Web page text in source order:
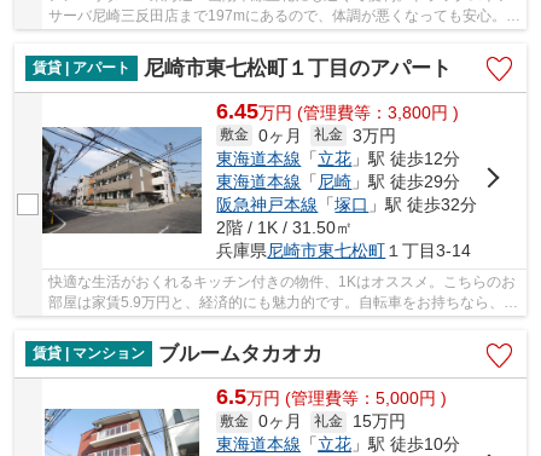
サーバ尼崎三反田店まで197mにあるので、体調が悪くなっても安心。幅
広い層の方に好評の、家賃6.3万円台のお部屋で...
賃貸 | アパート
尼崎市東七松町１丁目のアパート
6.45万円 (管理費等：3,800円 )
敷金 0ヶ月 礼金 3万円
東海道本線 「立花 」駅 徒歩12分
東海道本線 「尼崎 」駅 徒歩29分
阪急神戸本線 「塚口 」駅 徒歩32分
2階 / 1K / 31.50㎡
兵庫県尼崎市東七松町 １丁目3-14
快適な生活がおくれるキッチン付きの物件、1Kはオススメ。こちらのお
部屋は家賃5.9万円と、経済的にも魅力的です。自転車をお持ちなら、駐
輪場付きのアパートはどうでしょう。健康的な...
賃貸 | マンション
ブルームタカオカ
6.5万円 (管理費等：5,000円 )
敷金 0ヶ月 礼金
15万円
東海道本線 「立花 」駅 徒歩10分